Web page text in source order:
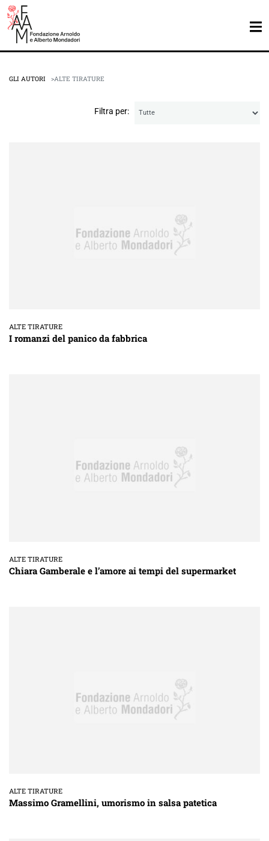
GLI AUTORI ALTE TIRATURE
Filtra per:
ALTE TIRATURE
I romanzi del panico da fabbrica
ALTE TIRATURE
Chiara Gamberale e l’amore ai tempi del supermarket
ALTE TIRATURE
Massimo Gramellini, umorismo in salsa patetica